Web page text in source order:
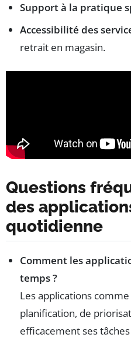
Support à la pratique
Accessibilité des
retrait en magasin.
Questions
des
quotidienne
Comment les
temps ?
Les applications
planification, de
efficacement ses